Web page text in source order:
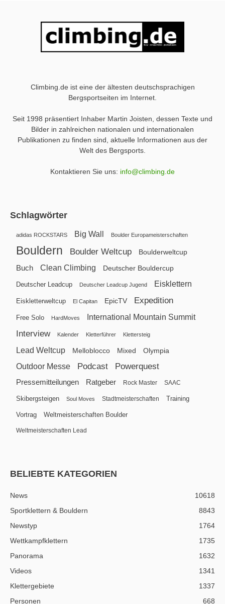
Climbing.de ist eine der ältesten deutschsprachigen
Bergsportseiten im Internet.
Seit 1998 präsentiert Inhaber Martin Joisten, dessen Texte und
Bilder in zahlreichen nationalen und internationalen
Publikationen zu finden sind, aktuelle Informationen aus der
Welt des Bergsports.
Kontaktieren Sie uns: info@climbing.de
Schlagwörter
adidas ROCKSTARS Big Wall Boulder Europameisterschaften
Bouldern Boulder Weltcup Boulderweltcup
Buch Clean Climbing Deutscher Bouldercup
Deutscher Leadcup Deutscher Leadcup Jugend Eisklettern
Eiskletterweltcup El Capitan EpicTV Expedition
Free Solo HardMoves International Mountain Summit
Interview Kalender Kletterführer Klettersteig
Lead Weltcup Melloblocco Mixed Olympia
Outdoor Messe Podcast Powerquest
Pressemitteilungen Ratgeber Rock Master SAAC
Skibergsteigen Soul Moves Stadtmeisterschaften Training
Vortrag Weltmeisterschaften Boulder
Weltmeisterschaften Lead
BELIEBTE KATEGORIEN
News
10618
Sportklettern & Bouldern
8843
Newstyp
1764
Wettkampfklettern
1735
Panorama
1632
Videos
1341
Klettergebiete
1337
Personen
668